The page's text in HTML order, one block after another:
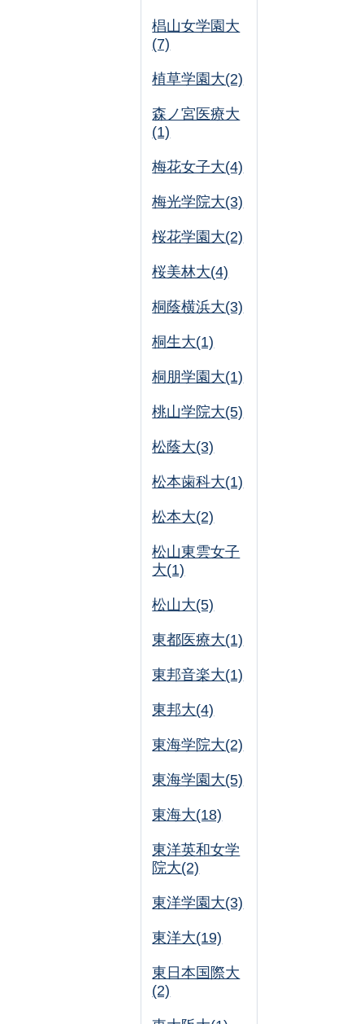
椙山女学園大
(7)
植草学園大(2)
森ノ宮医療大
(1)
梅花女子大(4)
梅光学院大(3)
桜花学園大(2)
桜美林大(4)
桐蔭横浜大(3)
桐生大(1)
桐朋学園大(1)
桃山学院大(5)
松蔭大(3)
松本歯科大(1)
松本大(2)
松山東雲女子
大(1)
松山大(5)
東都医療大(1)
東邦音楽大(1)
東邦大(4)
東海学院大(2)
東海学園大(5)
東海大(18)
東洋英和女学
院大(2)
東洋学園大(3)
東洋大(19)
東日本国際大
(2)